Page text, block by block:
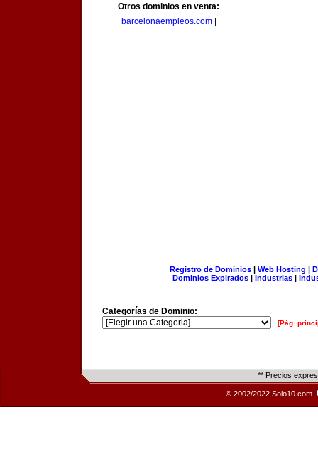
Otros dominios en venta:
barcelonaempleos.com|
Registro de Dominios| Web Hosting |
Dominios Expirados | Industrias |
Categorías de Dominio:
[Pág.
** Precios
© 2002/2022 Solo10.com